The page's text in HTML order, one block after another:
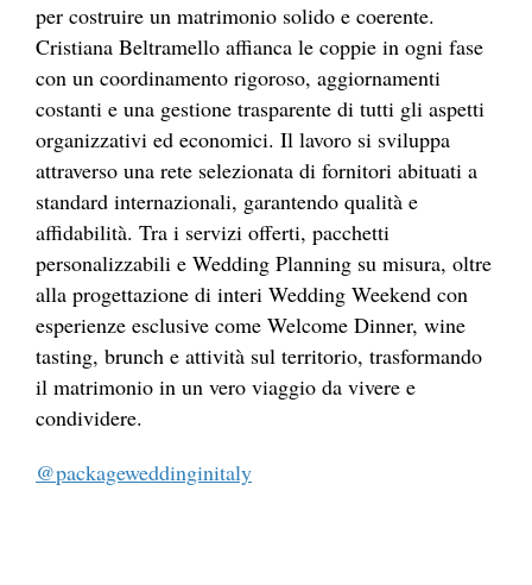
per costruire un matrimonio solido e coerente.
Cristiana Beltramello affianca le coppie in ogni fase
con un coordinamento rigoroso, aggiornamenti
costanti e una gestione trasparente di tutti gli aspetti
organizzativi ed economici. Il lavoro si sviluppa
attraverso una rete selezionata di fornitori abituati a
standard internazionali, garantendo qualità e
affidabilità. Tra i servizi offerti, pacchetti
personalizzabili e Wedding Planning su misura, oltre
alla progettazione di interi Wedding Weekend con
esperienze esclusive come Welcome Dinner, wine
tasting, brunch e attività sul territorio, trasformando
il matrimonio in un vero viaggio da vivere e
condividere.
@packageweddinginitaly